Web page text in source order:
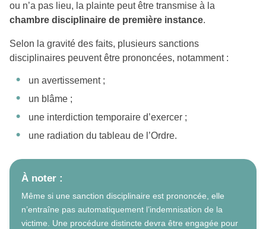
ou n’a pas lieu, la plainte peut être transmise à la
chambre disciplinaire de première instance.
Selon la gravité des faits, plusieurs sanctions
disciplinaires peuvent être prononcées, notamment :
un avertissement ;
un blâme ;
une interdiction temporaire d’exercer ;
une radiation du tableau de l’Ordre.
À noter :
Même si une sanction disciplinaire est prononcée, elle
n’entraîne pas automatiquement l’indemnisation de la
victime. Une procédure distincte devra être engagée pour